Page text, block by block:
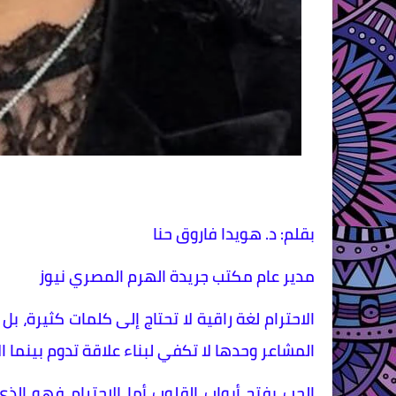
بقلم: د. هويدا فاروق حنا
مدير عام مكتب جريدة الهرم المصري نيوز
الاحترام لغة راقية لا تحتاج إلى كلمات
المشاعر وحدها لا تكفي لبناء علاقة تدوم